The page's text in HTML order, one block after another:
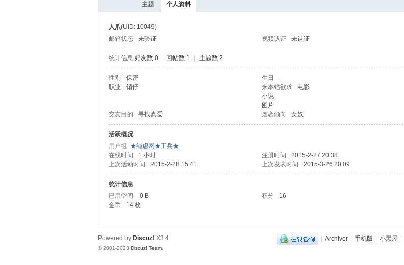
主题 个人资料
人爪(UID: 10049)
邮箱状态
未验证 视频认证 未认证
统计信息 好友数 0 回帖数 1 主题数 2
性别 保密 生日 -
职业
销仔 来本站欲求
电影
小说
图片
交友目的
寻找真爱 虐恋倾向 女奴
活跃概况
用户组 ★绳虐网★工兵★
在线时间
1 小时 注册时间 2015-2-27 20:38
上次活动时间
2015-2-28 15:41 上次发表时间 2015-3-26 20:09
统计信息
已用空间
0 B 积分 16
金币
14 枚
| Archiver | 手机版 | 小黑屋 |
Powered by Discuz! X3.4
© 2001-2023 Discuz! Team